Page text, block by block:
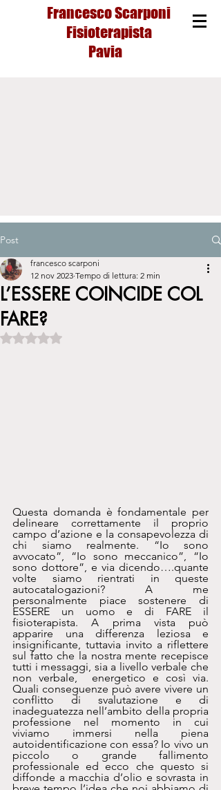
Francesco Scarponi
Fisioterapista
Pavia
Post
L’ESSERE COINCIDE COL
FARE?
francesco scarponi
12 nov 2023 Tempo di lettura: 2 min
Valutazione NaN stelle su 5.
Questa domanda è fondamentale per
delineare correttamente il proprio
campo d’azione e la consapevolezza di
chi siamo realmente. “Io sono
avvocato”, “Io sono meccanico”, “Io
sono dottore”, e via dicendo….quante
volte siamo rientrati in queste
autocatalogazioni? A me
personalmente piace sostenere di
ESSERE un uomo e di FARE il
fisioterapista. A prima vista può
apparire una differenza leziosa e
insignificante, tuttavia invito a riflettere
sul fatto che la nostra mente recepisce
tutti i messaggi, sia a livello verbale che
non verbale,  energetico e così via.
Quali conseguenze può avere vivere un
conflitto di svalutazione e di
inadeguatezza nell’ambito della propria
professione nel momento in cui
viviamo immersi nella piena
autoidentificazione con essa? Io vivo un
piccolo o grande fallimento
professionale ed ecco che questo si
diffonde a macchia d’olio e sovrasta in